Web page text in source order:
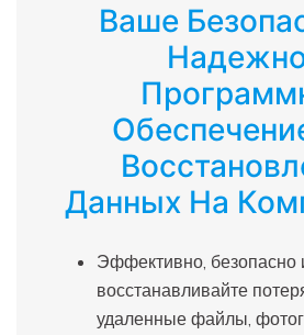
Ваше
Данных На
Эффективно, безопасно
восстанавливайте
удаленные файлы,